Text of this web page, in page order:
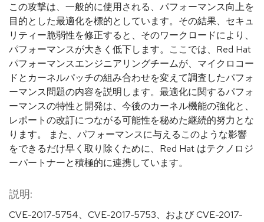
この攻撃は、一般的に使用される、パフォーマンス向上を
目的とした最適化を標的としています。その結果、セキュ
リティー脆弱性を修正すると、そのワークロードにより、
パフォーマンスが大きく低下します。ここでは、Red Hat
パフォーマンスエンジニアリングチームが、マイクロコー
ドとカーネルパッチの組み合わせを変えて調査したパフォ
ーマンス問題の内容を説明します。最適化に関するパフォ
ーマンスの特性と開発は、今後のカーネル機能の強化と、
レポートの改訂につながる可能性を秘めた継続的努力とな
ります。 また、パフォーマンスに与えるこのような影響
をできるだけ早く取り除くために、Red Hat はテクノロジ
ーパートナーと積極的に連携しています。
説明:
CVE-2017-5754、CVE-2017-5753、および CVE-2017-